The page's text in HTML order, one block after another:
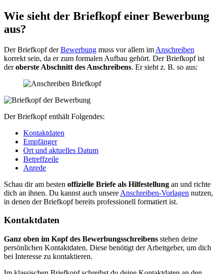
Wie sieht der Briefkopf einer Bewerbung
aus?
Der Briefkopf derBewerbung muss vor allem im Anschreiben
korrekt sein, da er zum formalen Aufbau gehört. Der Briefkopf ist
deroberste Abschnitt des Anschreibens. Er sieht z. B. so aus:
Der Briefkopf enthält Folgendes:
Kontaktdaten
Empfänger
Ort und aktuelles Datum
Betreffzeile
Anrede
Schau dir am besten offizielle Briefe als Hilfestellung an und richte
dich an ihnen. Du kannst auch unsere Anschreiben-Vorlagen nutzen,
in denen der Briefkopf bereits professionell formatiert ist.
Kontaktdaten
Ganz oben im Kopf des Bewerbungsschreibens stehen deine
persönlichen Kontaktdaten. Diese benötigt der Arbeitgeber, um dich
bei Interesse zu kontaktieren.